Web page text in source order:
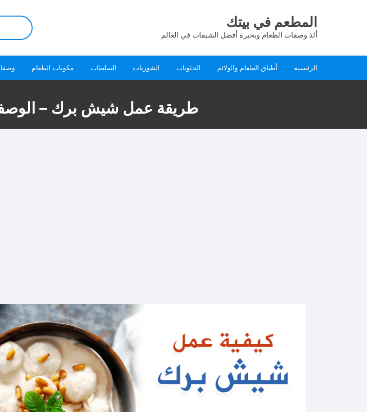
المطعم في بيتك
ألذ وصفات الطعام وبخبرة أفضل الشيفات في العالم
البحث
عن:
الرئيسية أطباق الطعام والولائم الحلويات الشوربات السلطات مكونات الطعام
طريقة عمل شيش برك –